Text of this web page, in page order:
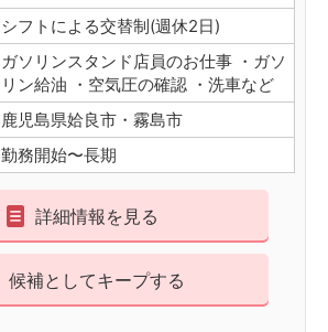
シフトによる交替制(週休2日)
ガソリンスタンド店員のお仕事 ・ガソ
リン給油 ・空気圧の確認 ・洗車など
鹿児島県姶良市・霧島市
勤務開始〜長期
詳細情報を見る
候補としてキープする